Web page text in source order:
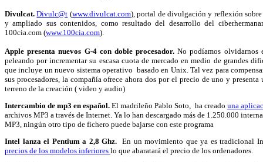
Divulcat. Divulc@t (www.divulcat.com), portal de divulgación y reflexión
y ampliado sus contenidos, como resultado del desarrollo del
100cia.com (www.100cia.com).
Apple presenta nuevos G-4 con doble procesador. No podíamos olvidarnos
peleando por incrementar su escasa cuota de mercado en medio de grandes
que incluye un nuevo sistema operativo basado en Unix. Tal vez para
sus procesadores, la compañía ofrece ahora dos por el precio de uno y
terreno de la creación ( video y audio)
Intercambio de mp3 en español.El madrileño Pablo Soto, ha creado una
archivos MP3 a través de Internet. Ya lo han descargado más de 1.250.000
MP3, ningún otro tipo de fichero puede bajarse con este programa
Intel lanza el Pentium a 2,8 Ghz. En un movimiento que ya es tradicional
precios de los modelos inferiores lo que abaratará el precio de los ordenadores.